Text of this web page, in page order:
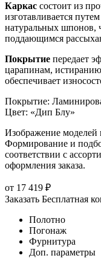
Каркас состоит из
изготавливается
натуральных шпонов,
поддающимся
Покрытие передает
царапинам,
обеспечивает
Покрытие:
Цвет: «Дип Блу»
Изображение моделей
Формирование и
соответствии с
оформления заказа.
от 17 419 ₽
Заказать Бесплатная
Полотно
Погонаж
Фурнитура
Доп. параметры